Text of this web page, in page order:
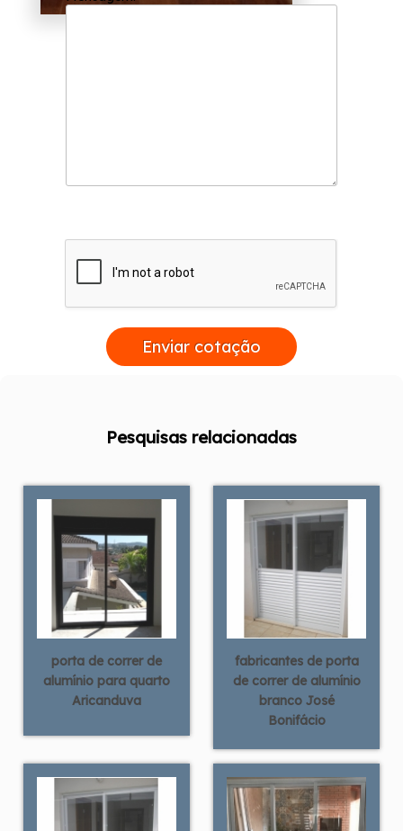
Enviar cotação
Pesquisas relacionadas
porta de correr de
alumínio para quarto
Aricanduva
fabricantes de porta
de correr de alumínio
branco José
Bonifácio